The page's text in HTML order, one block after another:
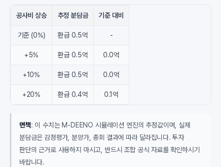
공사비 상승 추정 분담금 기준 대비
기준 (0%) 환급 0.5억 -
+5% 환급 0.5억 0.0억
+10% 환급 0.5억 0.0억
+20% 환급 0.4억 0.1억
면책: 이 수치는 M-DEENO 시뮬레이션 엔진의 추정값이며, 실제
분담금은 감정평가, 분양가, 총회 결과에 따라 달라집니다. 투자
판단의 근거로 사용하지 마시고, 반드시 조합 공식 자료를 확인하시기
바랍니다.